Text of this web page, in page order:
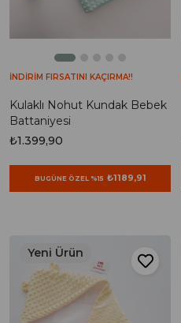
Kulaklı Nohut Kundak Bebek
Battaniyesi
₺1.399,90
BUGÜNE ÖZEL %15 ₺1189,91
İNDİRİM FIRSATINI KAÇIRMA!!
Yeni Ürün